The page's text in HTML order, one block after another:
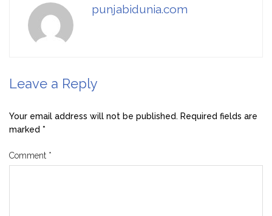
punjabidunia.com
Leave a Reply
Your email address will not be published. Required fields are
marked *
Comment *